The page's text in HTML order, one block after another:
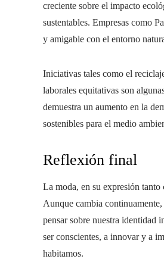
creciente sobre el impacto
sustentables. Empresas como
y amigable con el entorno
Iniciativas tales como el
laborales equitativas son
demuestra un aumento en la
sostenibles para el medio
Reflexión final
La moda, en su expresión
Aunque cambia
pensar sobre nuestra identidad
ser conscientes, a innovar y a
habitamos.